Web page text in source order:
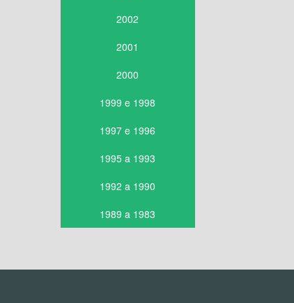
2002
2001
2000
1999 e 1998
1997 e 1996
1995 a 1993
1992 a 1990
1989 a 1983